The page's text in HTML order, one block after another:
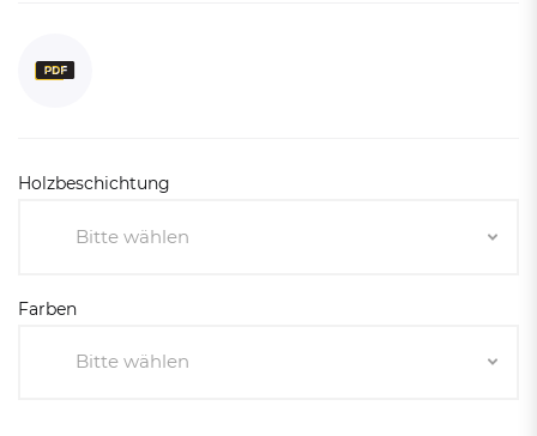
Bitte wählen
Wasserlasur - MAHAGONI
Holzbeschichtung
Farben
Bitte wählen